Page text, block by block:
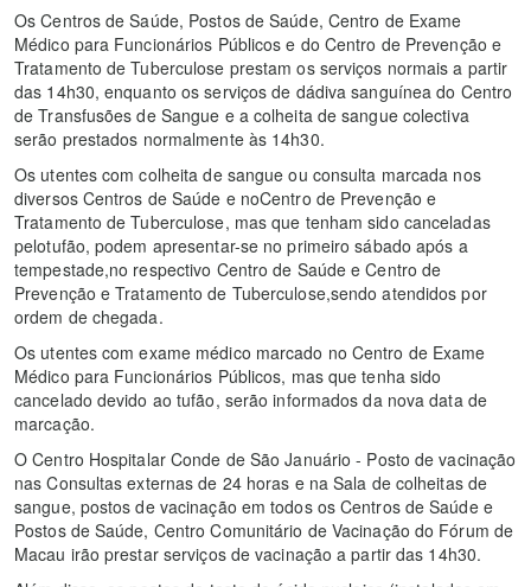
Os Centros de Saúde, Postos de Saúde, Centro de Exame
Médico para Funcionários Públicos e do Centro de Prevenção e
Tratamento de Tuberculose prestam os serviços normais a partir
das 14h30, enquanto os serviços de dádiva sanguínea do Centro
de Transfusões de Sangue e a colheita de sangue colectiva
serão prestados normalmente às 14h30.
Os utentes com colheita de sangue ou consulta marcada nos
diversos Centros de Saúde e noCentro de Prevenção e
Tratamento de Tuberculose, mas que tenham sido canceladas
pelotufão, podem apresentar-se no primeiro sábado após a
tempestade,no respectivo Centro de Saúde e Centro de
Prevenção e Tratamento de Tuberculose,sendo atendidos por
ordem de chegada.
Os utentes com exame médico marcado no Centro de Exame
Médico para Funcionários Públicos, mas que tenha sido
cancelado devido ao tufão, serão informados da nova data de
marcação.
O Centro Hospitalar Conde de São Januário - Posto de vacinação
nas Consultas externas de 24 horas e na Sala de colheitas de
sangue, postos de vacinação em todos os Centros de Saúde e
Postos de Saúde, Centro Comunitário de Vacinação do Fórum de
Macau irão prestar serviços de vacinação a partir das 14h30.